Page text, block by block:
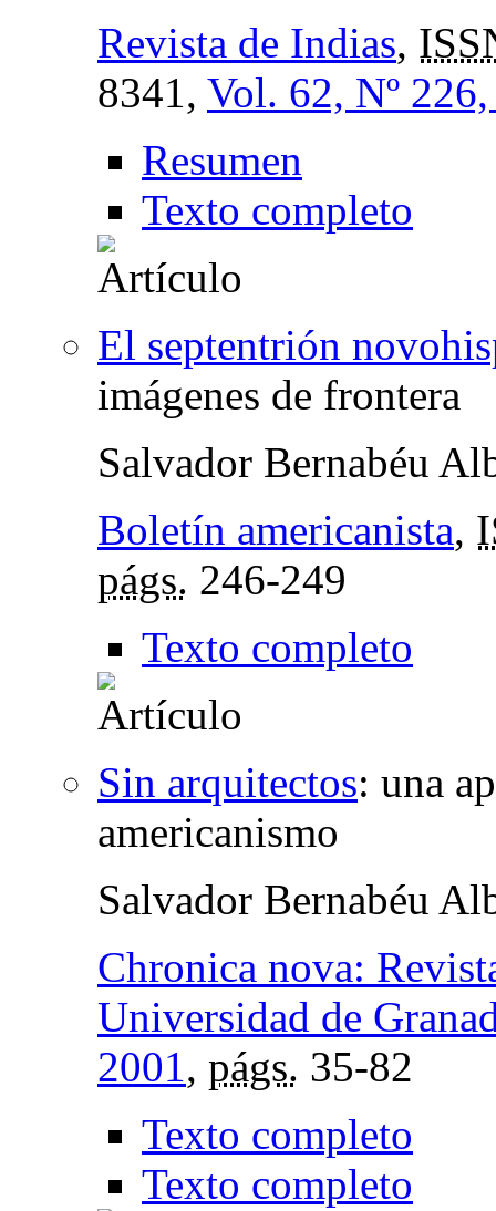
Revista de Indias,
8341, Vol. 62, Nº
Resumen
Texto completo
El septentrión
imágenes de frontera
Salvador Bernabéu
Boletín americanista,
págs. 246-249
Texto completo
Sin arquitectos: una
americanismo
Salvador Bernabéu
Chronica nova:
Universidad de
2001, págs. 35-82
Texto completo
Texto completo